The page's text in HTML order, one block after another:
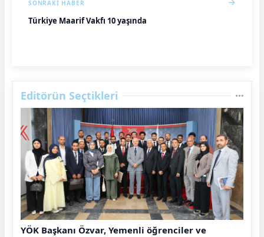
SONRAKI HABER
Türkiye Maarif Vakfı 10 yaşında
Editörün Seçtikleri
YÖK Başkanı Özvar, Yemenli öğrenciler ve